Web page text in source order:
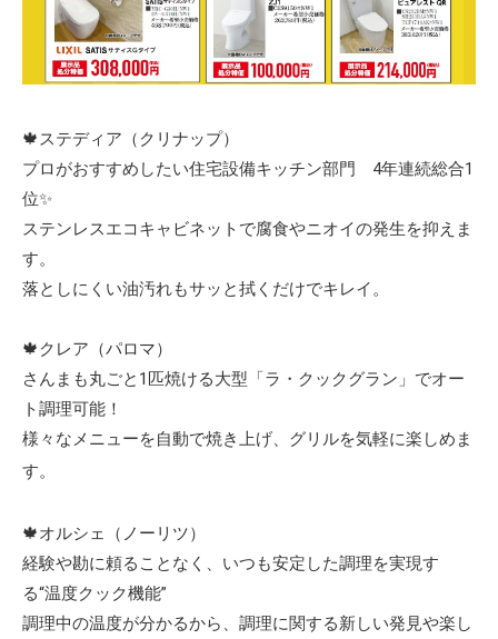
🍁ステディア（クリナップ）
プロがおすすめしたい住宅設備キッチン部門 4年連続総合1
位✨
ステンレスエコキャビネットで腐食やニオイの発生を抑えま
す。
落としにくい油汚れもサッと拭くだけでキレイ。
🍁クレア（パロマ）
さんまも丸ごと1匹焼ける大型「ラ・クックグラン」でオー
ト調理可能！
様々なメニューを自動で焼き上げ、グリルを気軽に楽しめま
す。
🍁オルシェ（ノーリツ）
経験や勘に頼ることなく、いつも安定した調理を実現す
る“温度クック機能”
調理中の温度が分かるから、調理に関する新しい発見や楽し